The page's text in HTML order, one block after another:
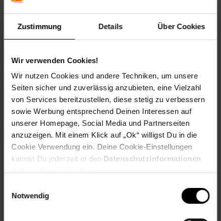
Zustimmung Details Über Cookies
Wir verwenden Cookies!
Wir nutzen Cookies und andere Techniken, um unsere
Seiten sicher und zuverlässig anzubieten, eine Vielzahl
von Services bereitzustellen, diese stetig zu verbessern
sowie Werbung entsprechend Deinen Interessen auf
unserer Homepage, Social Media und Partnerseiten
anzuzeigen. Mit einem Klick auf „Ok“ willigst Du in die
Cookie Verwendung ein. Deine Cookie-Einstellungen
kannst Du jederzeit in den Datenschutzinformationen
Notwendig
Motor-Bauart: 4-Takt
Motorleistung: 3,0/4,0 (kW / PS)
Hubraum: 170 cm³
Nenndrehzahl: 2800 1/min
Volumen der Fangeinrichtung: 60 l
Schnitthöhenverstellung: 25-75 mm
Startsystem: Reversierstart
Getriebe: Ja
Reifengröße Hinten: 250 mm
Reifengröße Vorne: 200 mm
Lärmwertangabe LWA: 98 dB
Länge: 1.500 mm/Breite: 550 mm/Höhe: 1.080 mm
Logistische Daten Verpackungsmaße
Länge 870 mm/Breite 585 mm/Höhe 440 mm
Nettogewicht: 27 kg/Bruttogewicht: 32 kg
Material: Kunststoff/Metall